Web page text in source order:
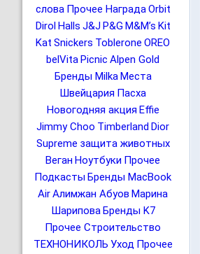
слова Прочее НаградаOrbit
Dirol Halls J&J P&G M&M’s Kit
Kat Snickers Toblerone OREO
belVita Picnic Alpen Gold
Бренды Milka Места
Швейцария Пасха
Новогодняя акция Effie
Jimmy Choo Timberland Dior
Supreme защита животных
Веган Ноутбуки Прочее
Подкасты Бренды MacBook
AirАлимжан Абуов Марина
Шарипова Бренды K7
Прочее Строительство
ТЕХНОНИКОЛЬ Уход Прочее